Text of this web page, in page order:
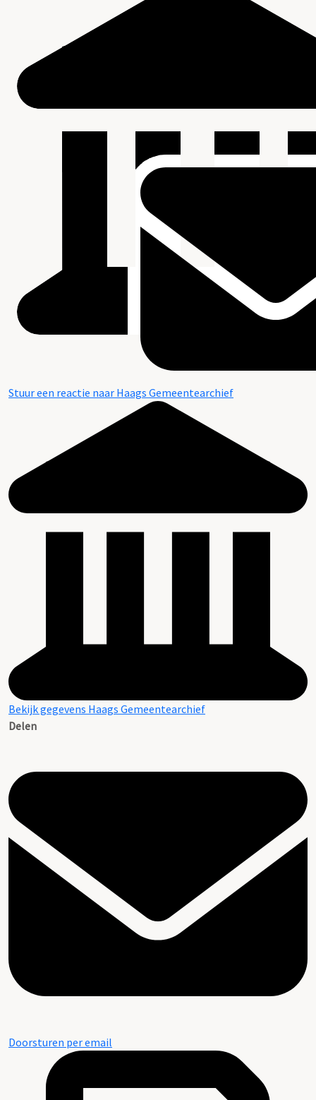
Stuur een reactie naar Haags Gemeentearchief
Bekijk gegevens Haags Gemeentearchief
Delen
Doorsturen per email